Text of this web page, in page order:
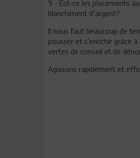
9 - Est-ce les placements
blanchiment d’argent?
Il nous faut beaucoup de
pousser et s’enrichir grâce
vertes de conseil et de
Agissons rapidement et